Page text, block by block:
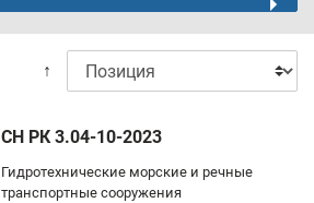
↑
СН РК 3.04-10-2023
Гидротехнические морские и речные
транспортные сооружения